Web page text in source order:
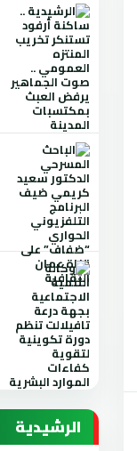
الرشيدية